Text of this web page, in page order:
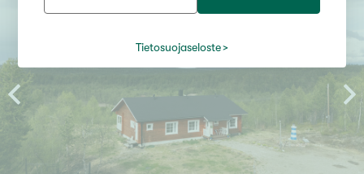
Tietosuojaseloste